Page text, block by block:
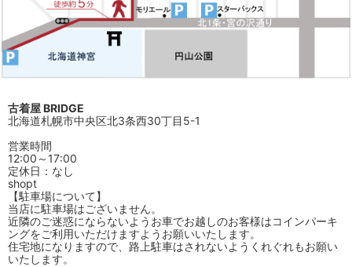
古着屋 BRIDGE
北海道札幌市中央区北3条西30丁目5-1
営業時間
12:00～17:00
定休日：なし
shopt
【駐車場について】
当店に駐車場はございません。
近隣のご迷惑にならないようお車でお越しのお客様はコインパーキ
ングをご利用いただけますようお願いいたします。
住宅地になりますので、路上駐車はされないようくれぐれもお願い
いたします。